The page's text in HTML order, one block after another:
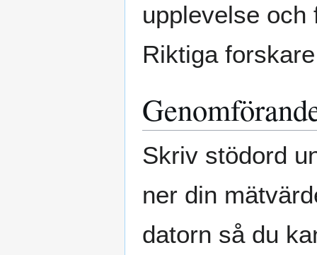
upplevelse och
Riktiga
Skriv stödord
ner din
datorn så du